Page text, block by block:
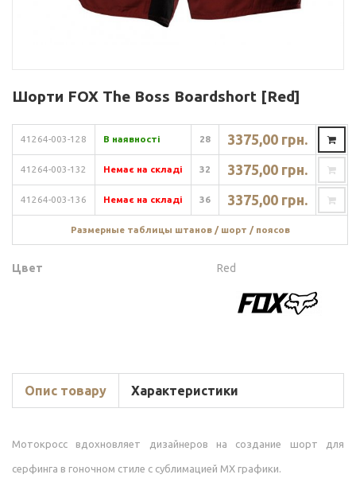
Шорти FOX The Boss Boardshort [Red]
41264-003-128 В наявності 28 3375,00 грн.
41264-003-132 Немає на складі 32 3375,00 грн.
41264-003-136 Немає на складі 36 3375,00 грн.
Размерные таблицы штанов / шорт / поясов
Цвет Red
Опис товару Характеристики
Мотокросс вдохновляет дизайнеров на создание шорт для
серфинга в гоночном стиле с сублимацией МХ графики.